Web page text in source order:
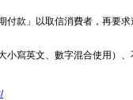
付款」以取信消費者，再要
寫英文、數字混合使用）